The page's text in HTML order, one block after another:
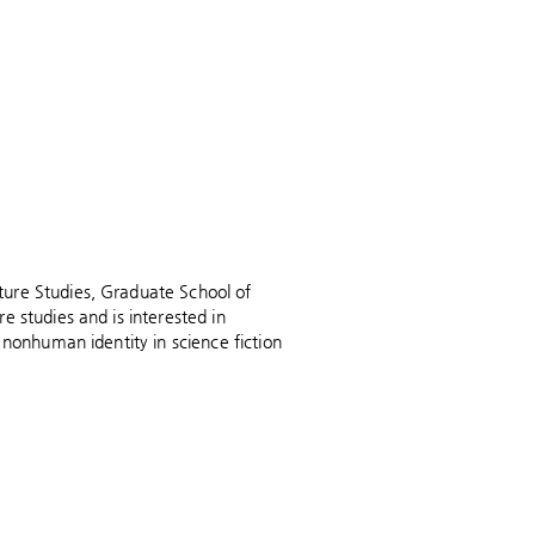
Studies, Graduate School of
studies and is interested in
identity in science fiction